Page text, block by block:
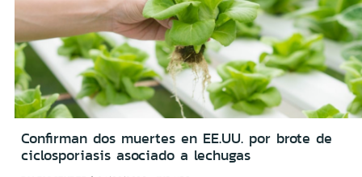
Confirman dos muertes en EE.UU. por brote de
ciclosporiasis asociado a lechugas